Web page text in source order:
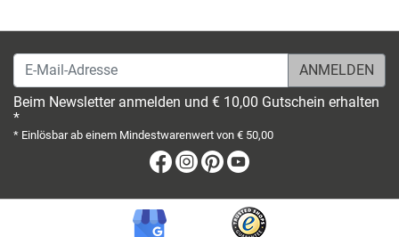
E-Mail-Adresse
Beim Newsletter anmelden und € 10,00 Gutschein erhalten
*
* Einlösbar ab einem Mindestwarenwert von € 50,00
Facebook
Instagram
Pinterest